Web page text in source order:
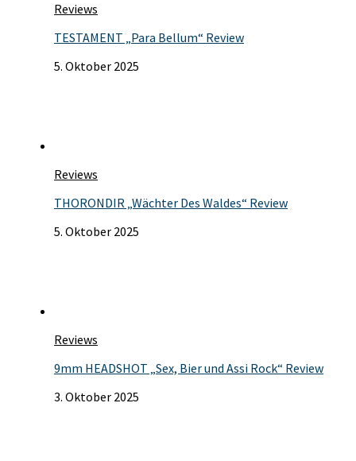
Reviews
TESTAMENT „Para Bellum“ Review
5. Oktober 2025
Reviews
THORONDIR „Wächter Des Waldes“ Review
5. Oktober 2025
Reviews
9mm HEADSHOT „Sex, Bier und Assi Rock“ Review
3. Oktober 2025